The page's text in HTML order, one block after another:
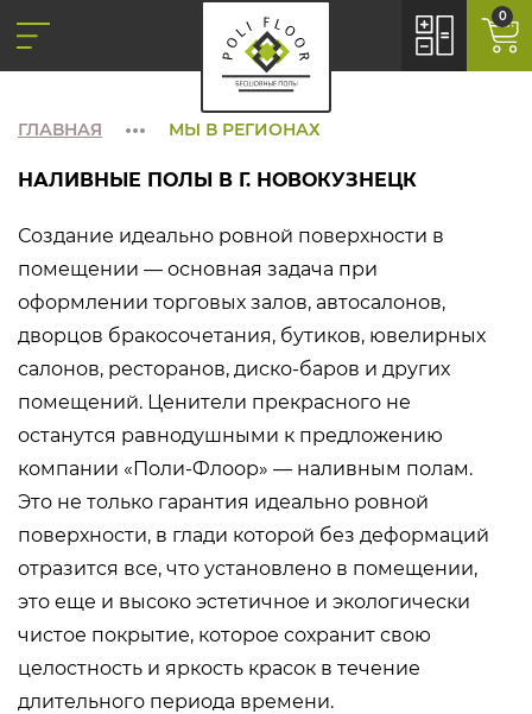
0
ГЛАВНАЯ МЫ В РЕГИОНАХ
НАЛИВНЫЕ ПОЛЫ В Г. НОВОКУЗНЕЦК
Создание идеально ровной поверхности в
помещении — основная задача при
оформлении торговых залов, автосалонов,
дворцов бракосочетания, бутиков, ювелирных
салонов, ресторанов, диско-баров и других
помещений. Ценители прекрасного не
останутся равнодушными к предложению
компании «Поли-Флоор» — наливным полам.
Это не только гарантия идеально ровной
поверхности, в глади которой без деформаций
отразится все, что установлено в помещении,
это еще и высоко эстетичное и экологически
чистое покрытие, которое сохранит свою
целостность и яркость красок в течение
длительного периода времени.